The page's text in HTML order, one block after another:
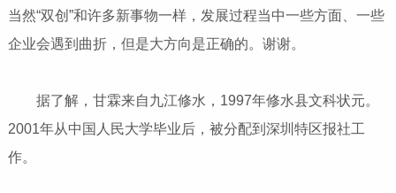
当然“双创”和许多新事物一样，发展过程当中一些方面、一些
企业会遇到曲折，但是大方向是正确的。谢谢。
据了解，甘霖来自九江修水，1997年修水县文科状元。
2001年从中国人民大学毕业后，被分配到深圳特区报社工
作。